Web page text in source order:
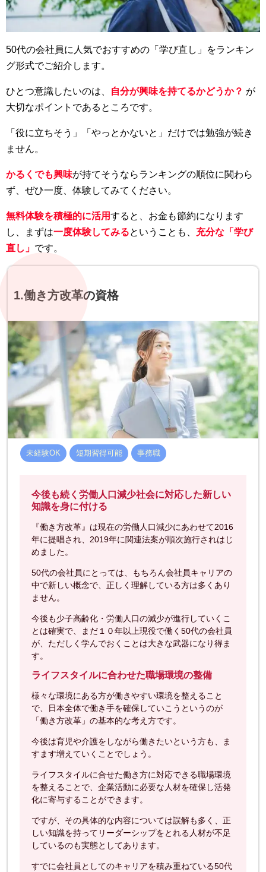
50代の会社員に人気でおすすめの「学び直し」をランキン
グ形式でご紹介します。
ひとつ意識したいのは、 自分が興味を持てるかどうか？ が
大切なポイントであるところです。
「役に立ちそう」「やっとかないと」だけでは勉強が続き
ません。
かるくでも興味が持てそうならランキングの順位に関わら
ず、ぜひ一度、体験してみてください。
無料体験を積極的に活用すると、お金も節約になります
し、まずは一度体験してみるということも、 充分な「学び
直し」 です。
1.働き方改革の資格
未経験OK 短期習得可能 事務職
今後も続く労働人口減少社会に対応した新しい
知識を身に付ける
『働き方改革』は現在の労働人口減少にあわせて2016
年に提唱され、2019年に関連法案が順次施行されはじ
めました。
50代の会社員にとっては、もちろん会社員キャリアの
中で新しい概念で、正しく理解している方は多くあり
ません。
今後も少子高齢化・労働人口の減少が進行していくこ
とは確実で、まだ１０年以上現役で働く50代の会社員
が、ただしく学んでおくことは大きな武器になり得ま
す。
ライフスタイルに合わせた職場環境の整備
様々な環境にある方が働きやすい環境を整えること
で、日本全体で働き手を確保していこうというのが
「働き方改革」の基本的な考え方です。
今後は育児や介護をしながら働きたいという方も、ま
すます増えていくことでしょう。
ライフスタイルに合せた働き方に対応できる職場環境
を整えることで、企業活動に必要な人材を確保し活発
化に寄与することができます。
ですが、その具体的な内容については誤解も多く、正
しい知識を持ってリーダーシップをとれる人材が不足
しているのも実態としてあります。
すでに会社員としてのキャリアを積み重ねている50代